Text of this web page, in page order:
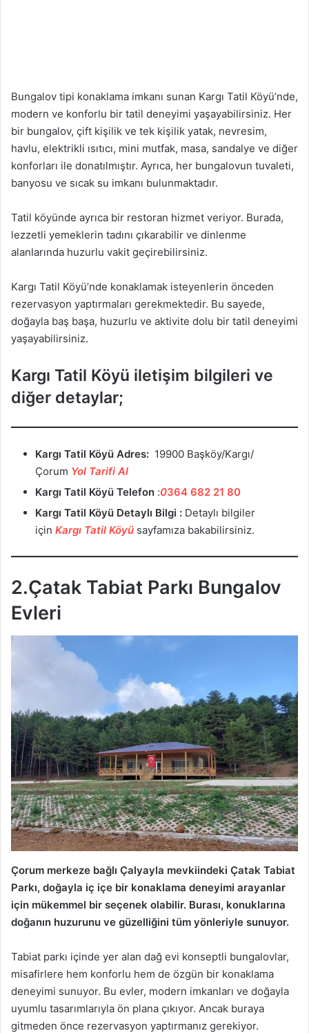
Bungalov tipi konaklama imkanı sunan Kargı Tatil Köyü’nde,
modern ve konforlu bir tatil deneyimi yaşayabilirsiniz. Her
bir bungalov, çift kişilik ve tek kişilik yatak, nevresim,
havlu, elektrikli ısıtıcı, mini mutfak, masa, sandalye ve diğer
konforları ile donatılmıştır. Ayrıca, her bungalovun tuvaleti,
banyosu ve sıcak su imkanı bulunmaktadır.
Tatil köyünde ayrıca bir restoran hizmet veriyor. Burada,
lezzetli yemeklerin tadını çıkarabilir ve dinlenme
alanlarında huzurlu vakit geçirebilirsiniz.
Kargı Tatil Köyü’nde konaklamak isteyenlerin önceden
rezervasyon yaptırmaları gerekmektedir. Bu sayede,
doğayla baş başa, huzurlu ve aktivite dolu bir tatil deneyimi
yaşayabilirsiniz.
Kargı Tatil Köyü iletişim bilgileri ve
diğer detaylar;
Kargı Tatil Köyü Adres: 19900 Başköy/Kargı/
Çorum Yol Tarifi Al
Kargı Tatil Köyü Telefon :0364 682 21 80
Kargı Tatil Köyü Detaylı Bilgi : Detaylı bilgiler
için Kargı Tatil Köyü sayfamıza bakabilirsiniz.
2.Çatak Tabiat Parkı Bungalov
Evleri
Çorum merkeze bağlı Çalyayla mevkiindeki Çatak Tabiat
Parkı, doğayla iç içe bir konaklama deneyimi arayanlar
için mükemmel bir seçenek olabilir. Burası, konuklarına
doğanın huzurunu ve güzelliğini tüm yönleriyle sunuyor.
Tabiat parkı içinde yer alan dağ evi konseptli bungalovlar,
misafirlere hem konforlu hem de özgün bir konaklama
deneyimi sunuyor. Bu evler, modern imkanları ve doğayla
uyumlu tasarımlarıyla ön plana çıkıyor. Ancak buraya
gitmeden önce rezervasyon yaptırmanız gerekiyor.